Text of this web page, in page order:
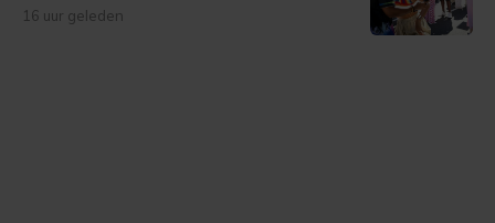
16 uur geleden